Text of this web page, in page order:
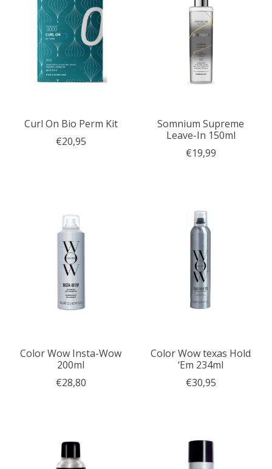
Curl On Bio Perm Kit
€20,95
Somnium Supreme
Leave-In 150ml
€19,99
Color Wow Insta-Wow
200ml
€28,80
Color Wow texas Hold
‘Em 234ml
€30,95